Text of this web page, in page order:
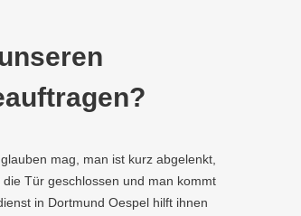
mag, man ist kurz abgelenkt,
Tür geschlossen und man kommt
in Dortmund Oespel hilft ihnen